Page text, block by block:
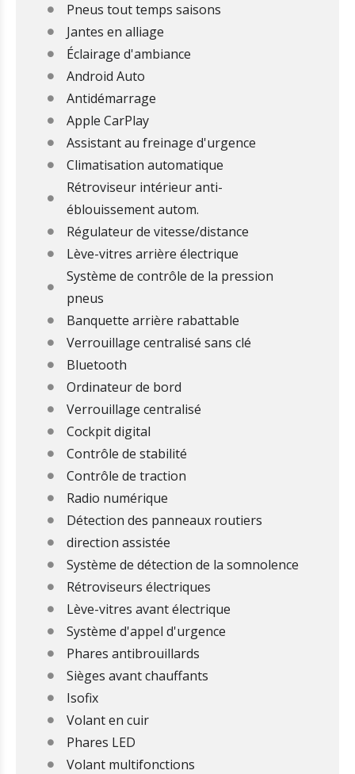
Pneus tout temps saisons
Jantes en alliage
Éclairage d'ambiance
Android Auto
Antidémarrage
Apple CarPlay
Assistant au freinage d'urgence
Climatisation automatique
Rétroviseur intérieur anti-
éblouissement autom.
Régulateur de vitesse/distance
Lève-vitres arrière électrique
Système de contrôle de la pression
pneus
Banquette arrière rabattable
Verrouillage centralisé sans clé
Bluetooth
Ordinateur de bord
Verrouillage centralisé
Cockpit digital
Contrôle de stabilité
Contrôle de traction
Radio numérique
Détection des panneaux routiers
direction assistée
Système de détection de la somnolence
Rétroviseurs électriques
Lève-vitres avant électrique
Système d'appel d'urgence
Phares antibrouillards
Sièges avant chauffants
Isofix
Volant en cuir
Phares LED
Volant multifonctions